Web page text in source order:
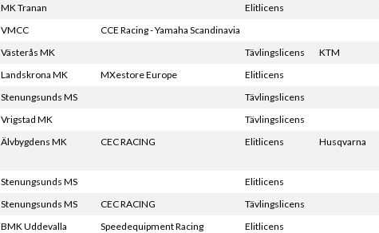
MK Tranan Elitlicens
VMCC CCE Racing - Yamaha Scandinavia
Västerås MK Tävlingslicens KTM
Landskrona MK MXestore Europe Elitlicens
Stenungsunds MS Tävlingslicens
Vrigstad MK Tävlingslicens
Älvbygdens MK CEC RACING Elitlicens Husqvarna
Stenungsunds MS Elitlicens
Stenungsunds MS CEC RACING Tävlingslicens
BMK Uddevalla Speedequipment Racing Elitlicens